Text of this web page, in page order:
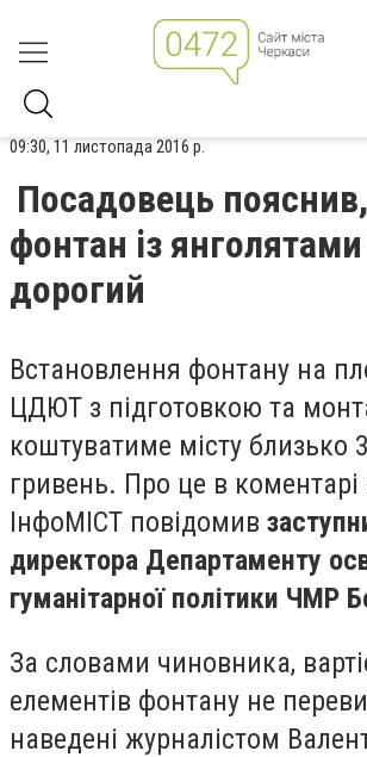
09:30, 11 листопада 2016 р.
Посадовець
фонтан із
дорогий
Встановлення фонтану на
ЦДЮТ з підготовкою та
коштуватиме місту близько
гривень. Про це в
ІнфоМІСТ повідомив
директора Департаменту
гуманітарної політики ЧМР
За словами чиновника,
елементів фонтану не
наведені журналістом